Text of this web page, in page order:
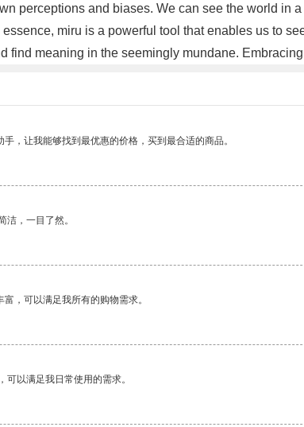
perceptions and biases. We can see the world in
miru is a powerful tool that enables us to
find meaning in the seemingly mundane.
，让我能够找到最优惠的价格，买到最合适的商品。
洁，一目了然。
，可以满足我所有的购物需求。
可以满足我日常使用的需求。